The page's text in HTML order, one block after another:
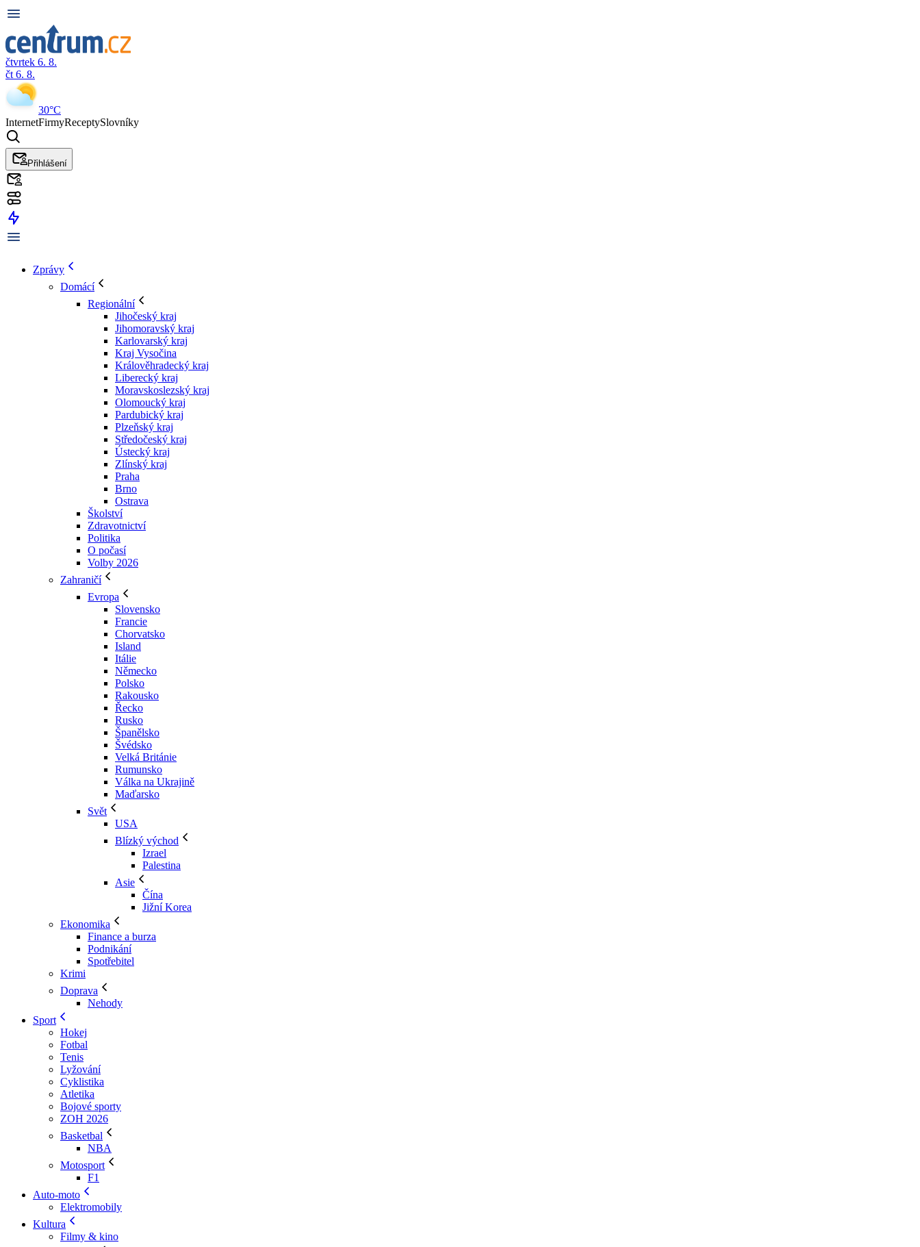
čtvrtek 6. 8.
čt 6. 8.
30°C
InternetFirmyReceptySlovníky
Přihlášení
Zprávy
Domácí
Regionální
Jihočeský kraj
Jihomoravský kraj
Karlovarský kraj
Kraj Vysočina
Králověhradecký kraj
Liberecký kraj
Moravskoslezský kraj
Olomoucký kraj
Pardubický kraj
Plzeňský kraj
Středočeský kraj
Ústecký kraj
Zlínský kraj
Praha
Brno
Ostrava
Školství
Zdravotnictví
Politika
O počasí
Volby 2026
Zahraničí
Evropa
Slovensko
Francie
Chorvatsko
Island
Itálie
Německo
Polsko
Rakousko
Řecko
Rusko
Španělsko
Švédsko
Velká Británie
Rumunsko
Válka na Ukrajině
Maďarsko
Svět
USA
Blízký východ
Izrael
Palestina
Asie
Čína
Jižní Korea
Ekonomika
Finance a burza
Podnikání
Spotřebitel
Krimi
Doprava
Nehody
Sport
Hokej
Fotbal
Tenis
Lyžování
Cyklistika
Atletika
Bojové sporty
ZOH 2026
Basketbal
NBA
Motosport
F1
Auto-moto
Elektromobily
Kultura
Filmy & kino